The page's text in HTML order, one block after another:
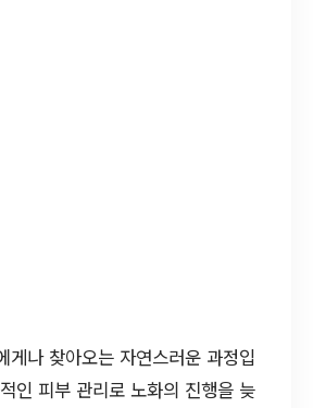
게나 찾아오는 자연스러운 과정입
인 피부 관리로 노화의 진행을 늦